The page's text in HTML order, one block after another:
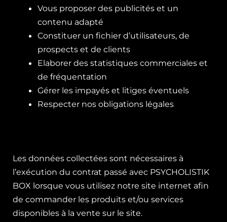
Vous proposer des publicités et un
contenu adapté
Constituer un fichier d’utilisateurs, de
prospects et de clients
Elaborer des statistiques commerciales et
de fréquentation
Gérer les impayés et litiges éventuels
Respecter nos obligations légales
Les données collectées sont nécessaires à
l’exécution du contrat passé avec PSYCHOLISTIK
BOX lorsque vous utilisez notre site internet afin
de commander les produits et/ou services
disponibles à la vente sur le site.